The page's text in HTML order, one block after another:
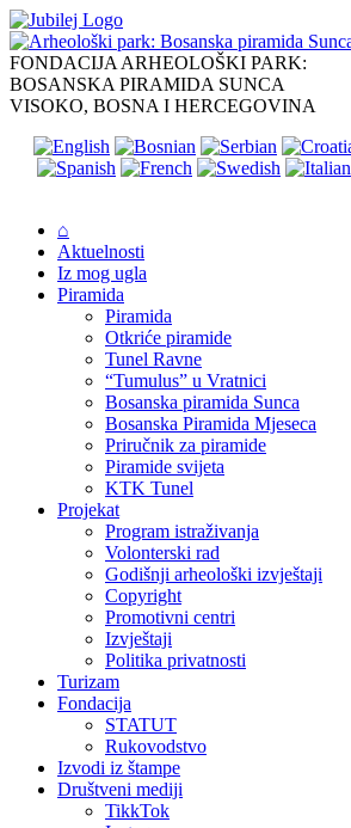
Skip
to
content
FONDACIJA ARHEOLOŠKI PARK:
BOSANSKA PIRAMIDA SUNCA
VISOKO, BOSNA I HERCEGOVINA
⌂
Aktuelnosti
Iz mog ugla
Piramida
Piramida
Otkriće piramide
Tunel Ravne
“Tumulus” u Vratnici
Bosanska piramida Sunca
Bosanska Piramida Mjeseca
Priručnik za piramide
Piramide svijeta
KTK Tunel
Projekat
Program istraživanja
Volonterski rad
Godišnji arheološki izvještaji
Copyright
Promotivni centri
Izvještaji
Politika privatnosti
Turizam
Fondacija
STATUT
Rukovodstvo
Izvodi iz štampe
Društveni mediji
TikkTok